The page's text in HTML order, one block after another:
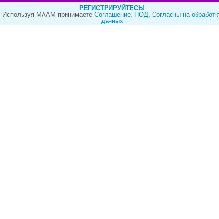
РЕГИСТРИРУЙТЕСЬ!
Используя МААМ принимаете Cоглашение, ПОД, Согласны на
данных